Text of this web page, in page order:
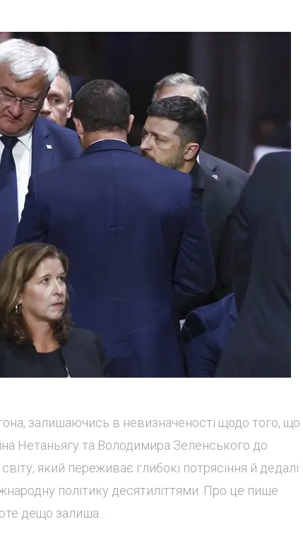
залишаючись в невизначеності щодо того, що
Нетаньягу та Володимира Зеленського до
який переживає глибокі потрясіння й дедалі
політику десятиліттями. Про це пише
дещо залиша...